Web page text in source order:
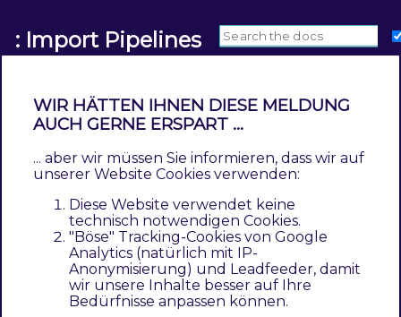
: Import Pipelines
Pacemaker indexer
Pacemaker indexer replaces the standard
index behavior controlled by cronjobs with its
pipelined logic.
Pacemakerindexer disables Magento’s
indexingcron jobsand allows pipelined
WIR HÄTTEN IHNEN DIESE MELDUNG
AUCH GERNE ERSPART ...
... aber wir müssen Sie informieren, dass wir auf
unserer Website Cookies verwenden:
Diese Website verwendet keine
technisch notwendigen Cookies.
"Böse" Tracking-Cookies von Google
Analytics (natürlich mit IP-
Anonymisierung) und Leadfeeder, damit
wir unsere Inhalte besser auf Ihre
Bedürfnisse anpassen können.